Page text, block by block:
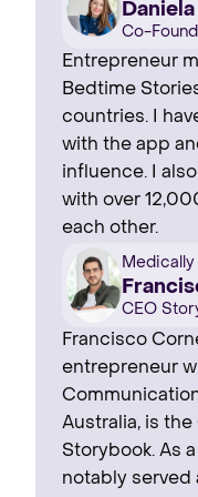
Co-
Entrepreneur
Bedtime
countries. I
with the app
influence. I
with over
each other.
CEO
Francisco
entrepreneur
Australia, is
Storybook. As
notably served